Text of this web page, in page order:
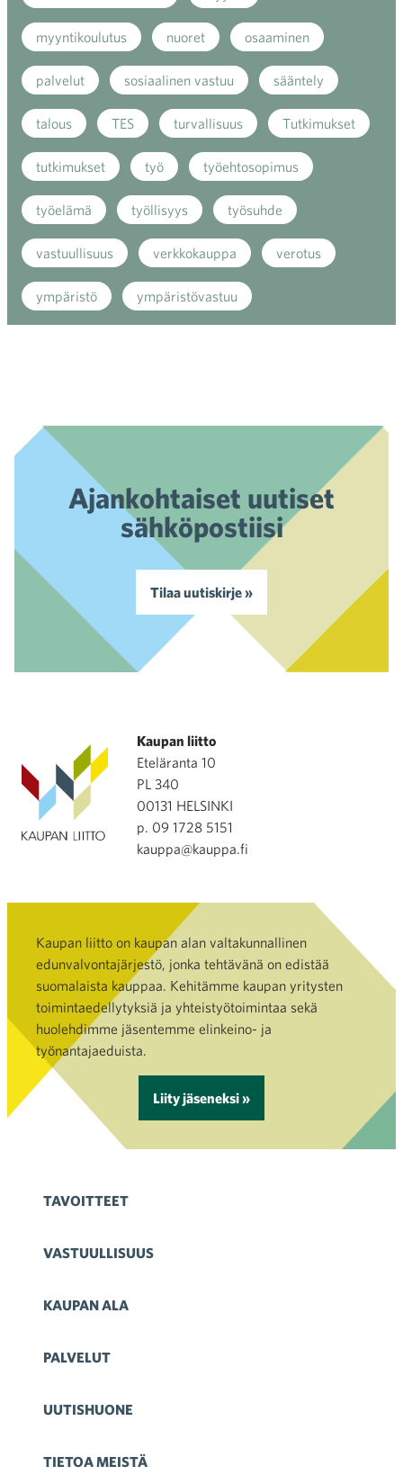
myyntikoulutus nuoret osaaminen
palvelut sosiaalinen vastuu sääntely
talous TES turvallisuus Tutkimukset
tutkimukset työ työehtosopimus
työelämä työllisyys työsuhde
vastuullisuus verkkokauppa verotus
ympäristö ympäristövastuu
Ajankohtaiset uutiset
sähköpostiisi
Tilaa uutiskirje »
Kaupan liitto
Eteläranta 10
PL 340
00131 HELSINKI
p. 09 1728 5151
kauppa@kauppa.fi
Kaupan liitto on kaupan alan valtakunnallinen
edunvalvontajärjestö, jonka tehtävänä on edistää
suomalaista kauppaa. Kehitämme kaupan yritysten
toimintaedellytyksiä ja yhteistyötoimintaa sekä
huolehdimme jäsentemme elinkeino- ja
työnantajaeduista.
Liity jäseneksi »
TAVOITTEET
VASTUULLISUUS
KAUPAN ALA
PALVELUT
UUTISHUONE
TIETOA MEISTÄ